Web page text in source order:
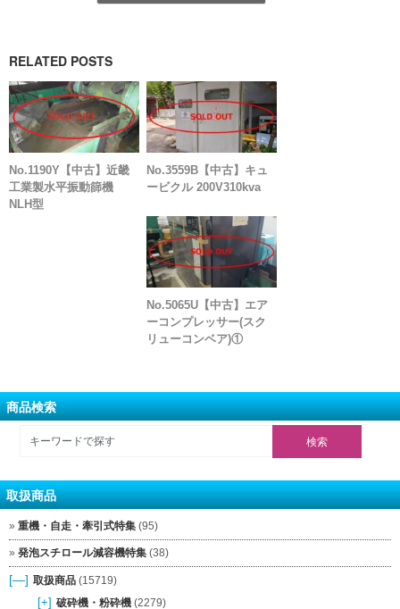
RELATED POSTS
No.1190Y【中古】近畿
工業製水平振動篩機
NLH型
No.3559B【中古】キュ
ービクル 200V310kva
No.5065U【中古】エア
ーコンプレッサー(スク
リューコンベア)①
商品検索
取扱商品
重機・自走・牽引式特集 (95)
発泡スチロール減容機特集 (38)
[—] 取扱商品 (15719)
[+] 破砕機・粉砕機 (2279)